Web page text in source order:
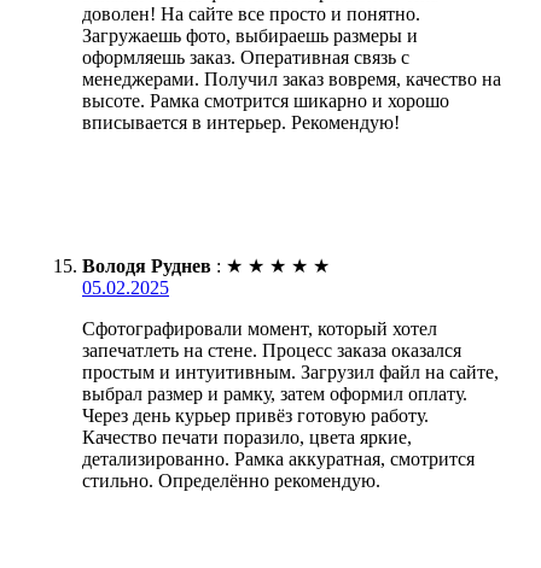
доволен! На сайте все просто и понятно.
Загружаешь фото, выбираешь размеры и
оформляешь заказ. Оперативная связь с
менеджерами. Получил заказ вовремя, качество на
высоте. Рамка смотрится шикарно и хорошо
вписывается в интерьер. Рекомендую!
Володя Руднев : ★ ★ ★ ★ ★
05.02.2025
Сфотографировали момент, который хотел
запечатлеть на стене. Процесс заказа оказался
простым и интуитивным. Загрузил файл на сайте,
выбрал размер и рамку, затем оформил оплату.
Через день курьер привёз готовую работу.
Качество печати поразило, цвета яркие,
детализированно. Рамка аккуратная, смотрится
стильно. Определённо рекомендую.